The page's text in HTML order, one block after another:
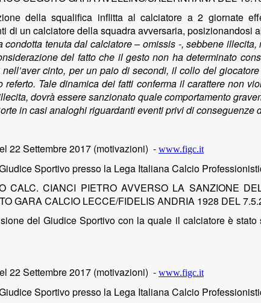
della squalifica inflitta al calciatore a 2 giornate
di un calciatore della squadra avversaria,
condotta tenuta dal calciatore – omissis -, sebbene
del fatto che il gesto non ha determinato
cinto, per un paio di secondi, il collo del
Tale dinamica dei fatti conferma il carattere non
dovrà essere sanzionato quale comportamento
in casi analoghi riguardanti eventi privi di conseguenze
22 Settembre 2017 (motivazioni) - www.figc.it
Sportivo presso la Lega Italiana Calcio
CALC. CIANCI PIETRO AVVERSO LA SANZIONE
GARA CALCIO LECCE/FIDELIS ANDRIA 1928 DEL
del Giudice Sportivo con la quale il calciatore è
22 Settembre 2017 (motivazioni) - www.figc.it
Sportivo presso la Lega Italiana Calcio